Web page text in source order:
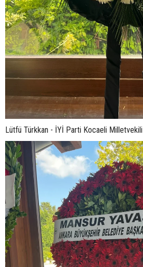
Lütfü Türkkan - İYİ Parti Kocaeli Milletvekili